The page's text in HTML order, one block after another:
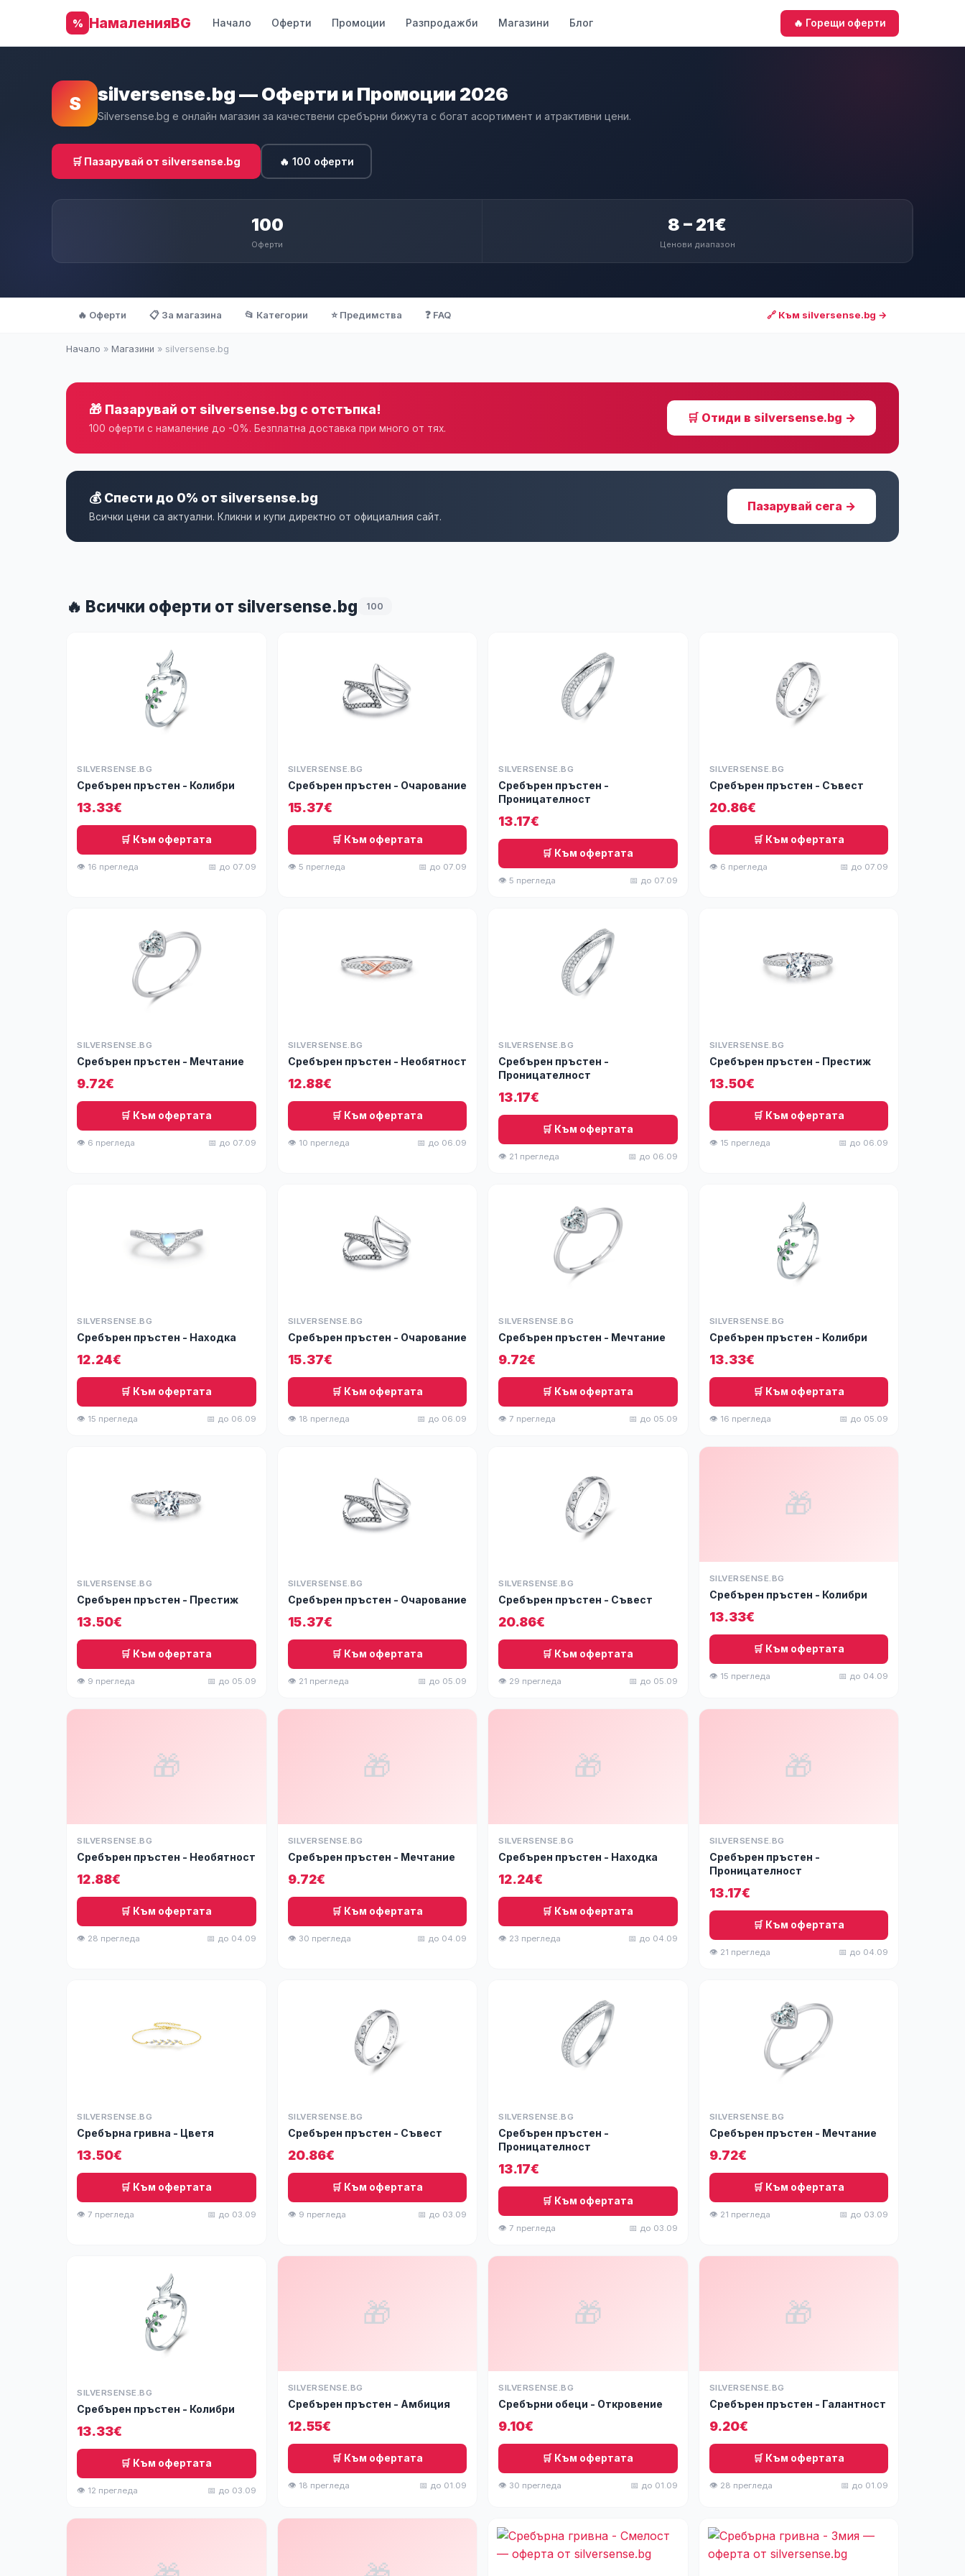
% НамаленияBG Начало Оферти Промоции Разпродажби Магазини Блог 🔥 Горещи оферти
S silversense.bg — Оферти и Промоции 2026
Silversense.bg е онлайн магазин за качествени сребърни бижута с богат асортимент и атрактивни цени.
🛒 Пазарувай от silversense.bg 🔥 100 оферти
100
Оферти
8 – 21€
Ценови диапазон
🔥 Оферти 📋 За магазина 📂 Категории ⭐ Предимства ❓ FAQ 🔗 Към silversense.bg →
Начало » Магазини » silversense.bg
🎁 Пазарувай от silversense.bg с отстъпка!
100 оферти с намаление до -0%. Безплатна доставка при много от тях.
🛒 Отиди в silversense.bg →
💰 Спести до 0% от silversense.bg
Всички цени са актуални. Кликни и купи директно от официалния сайт.
Пазарувай сега →
🔥 Всички оферти от silversense.bg 100
SILVERSENSE.BG
Сребърен пръстен - Колибри
13.33€
🛒 Към офертата
👁 16 прегледа 📅 до 07.09
SILVERSENSE.BG
Сребърен пръстен - Очарование
15.37€
🛒 Към офертата
👁 5 прегледа 📅 до 07.09
SILVERSENSE.BG
Сребърен пръстен -
Проницателност
13.17€
🛒 Към офертата
👁 5 прегледа 📅 до 07.09
SILVERSENSE.BG
Сребърен пръстен - Съвест
20.86€
🛒 Към офертата
👁 6 прегледа 📅 до 07.09
SILVERSENSE.BG
Сребърен пръстен - Мечтание
9.72€
🛒 Към офертата
👁 6 прегледа 📅 до 07.09
SILVERSENSE.BG
Сребърен пръстен - Необятност
12.88€
🛒 Към офертата
👁 10 прегледа 📅 до 06.09
SILVERSENSE.BG
Сребърен пръстен -
Проницателност
13.17€
🛒 Към офертата
👁 21 прегледа 📅 до 06.09
SILVERSENSE.BG
Сребърен пръстен - Престиж
13.50€
🛒 Към офертата
👁 15 прегледа 📅 до 06.09
SILVERSENSE.BG
Сребърен пръстен - Находка
12.24€
🛒 Към офертата
👁 15 прегледа 📅 до 06.09
SILVERSENSE.BG
Сребърен пръстен - Очарование
15.37€
🛒 Към офертата
👁 18 прегледа 📅 до 06.09
SILVERSENSE.BG
Сребърен пръстен - Мечтание
9.72€
🛒 Към офертата
👁 7 прегледа 📅 до 05.09
SILVERSENSE.BG
Сребърен пръстен - Колибри
13.33€
🛒 Към офертата
👁 16 прегледа 📅 до 05.09
SILVERSENSE.BG
Сребърен пръстен - Престиж
13.50€
🛒 Към офертата
👁 9 прегледа 📅 до 05.09
SILVERSENSE.BG
Сребърен пръстен - Очарование
15.37€
🛒 Към офертата
👁 21 прегледа 📅 до 05.09
SILVERSENSE.BG
Сребърен пръстен - Съвест
20.86€
🛒 Към офертата
👁 29 прегледа 📅 до 05.09
🎁
SILVERSENSE.BG
Сребърен пръстен - Колибри
13.33€
🛒 Към офертата
👁 15 прегледа 📅 до 04.09
🎁
SILVERSENSE.BG
Сребърен пръстен - Необятност
12.88€
🛒 Към офертата
👁 28 прегледа 📅 до 04.09
🎁
SILVERSENSE.BG
Сребърен пръстен - Мечтание
9.72€
🛒 Към офертата
👁 30 прегледа 📅 до 04.09
🎁
SILVERSENSE.BG
Сребърен пръстен - Находка
12.24€
🛒 Към офертата
👁 23 прегледа 📅 до 04.09
🎁
SILVERSENSE.BG
Сребърен пръстен -
Проницателност
13.17€
🛒 Към офертата
👁 21 прегледа 📅 до 04.09
SILVERSENSE.BG
Сребърна гривна - Цветя
13.50€
🛒 Към офертата
👁 7 прегледа 📅 до 03.09
SILVERSENSE.BG
Сребърен пръстен - Съвест
20.86€
🛒 Към офертата
👁 9 прегледа 📅 до 03.09
SILVERSENSE.BG
Сребърен пръстен -
Проницателност
13.17€
🛒 Към офертата
👁 7 прегледа 📅 до 03.09
SILVERSENSE.BG
Сребърен пръстен - Мечтание
9.72€
🛒 Към офертата
👁 21 прегледа 📅 до 03.09
SILVERSENSE.BG
Сребърен пръстен - Колибри
13.33€
🛒 Към офертата
👁 12 прегледа 📅 до 03.09
🎁
SILVERSENSE.BG
Сребърен пръстен - Амбиция
12.55€
🛒 Към офертата
👁 18 прегледа 📅 до 01.09
🎁
SILVERSENSE.BG
Сребърни обеци - Откровение
9.10€
🛒 Към офертата
👁 30 прегледа 📅 до 01.09
🎁
SILVERSENSE.BG
Сребърен пръстен - Галантност
9.20€
🛒 Към офертата
👁 28 прегледа 📅 до 01.09